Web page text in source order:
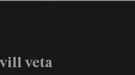
vill veta